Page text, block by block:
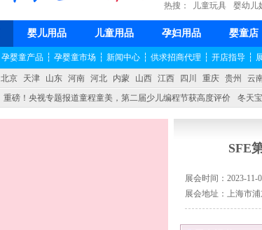
热搜： 儿童玩具 婴幼儿
婴儿用品 儿童用品 孕妇用品 婴童店
孕婴童产品 ┆ 孕婴童市场 ┆ 新闻中心 ┆ 供求招商代理 ┆ 开店指导 ┆
北京 天津 山东 河南 河北 内蒙 山西 江西 四川 重庆 贵州 云
重磅！央视专题报道童程童美，第二届少儿编程节获高度评价 冬天
SFE
展会时间：2023-11-
展会地址：上海市